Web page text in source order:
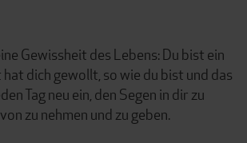
Gewissheit des Lebens: Du bist ein
dich gewollt, so wie du bist und das
Tag neu ein, den Segen in dir zu
zu nehmen und zu geben.